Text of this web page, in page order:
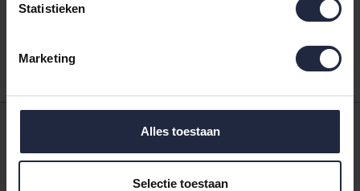
Statistieken
Marketing
Alles toestaan
Selectie toestaan
+31 575 - 512 816, mail naar